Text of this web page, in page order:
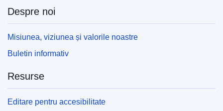
Despre noi
Misiunea, viziunea și valorile noastre
Buletin informativ
Resurse
Editare pentru accesibilitate